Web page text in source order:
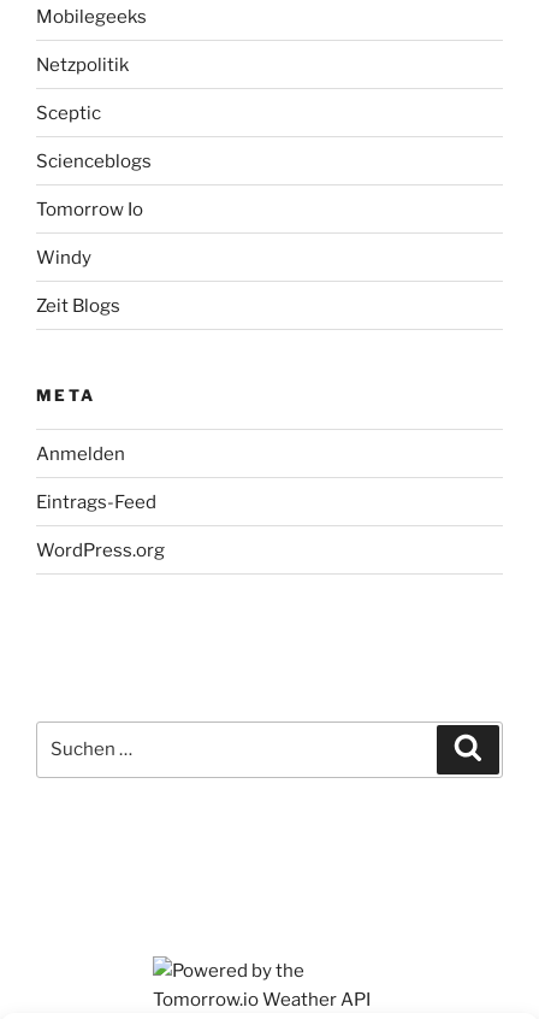
Mobilegeeks
Netzpolitik
Sceptic
Scienceblogs
Tomorrow Io
Windy
Zeit Blogs
META
Anmelden
Eintrags-Feed
WordPress.org
nach: